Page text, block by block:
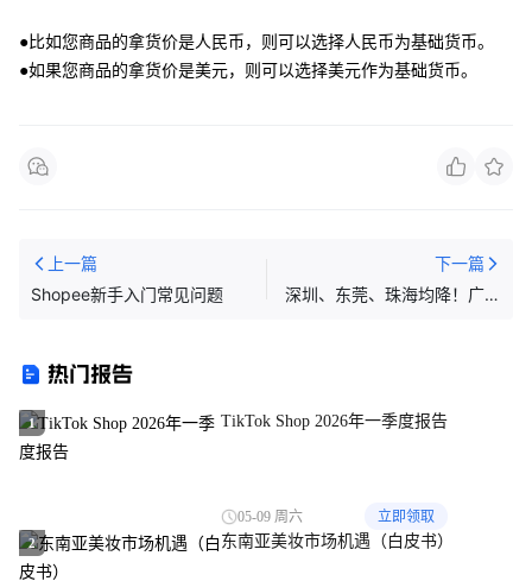
●比如您商品的拿货价是人民币，则可以选择人民币为基础货币。
●如果您商品的拿货价是美元，则可以选择美元作为基础货币。
上一篇
Shopee新手入门常见问题
下一篇
深圳、东莞、珠海均降！广东
热门报告
1 TikTok Shop 2026年一季度报告
05-09 周六 立即领取
2 东南亚美妆市场机遇（白皮书）